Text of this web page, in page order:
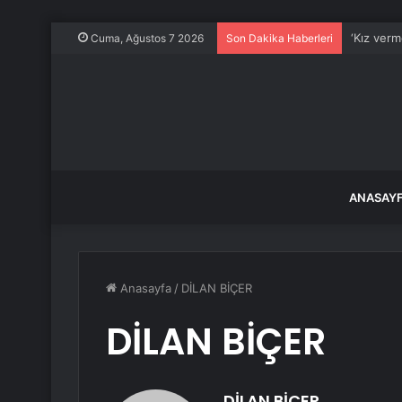
Cuma, Ağustos 7 2026 Son Dakika Haberleri ‘Kız
Anasayfa / DİLAN BİÇER
DİLAN BİÇER